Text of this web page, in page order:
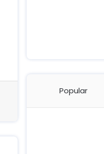
Popular